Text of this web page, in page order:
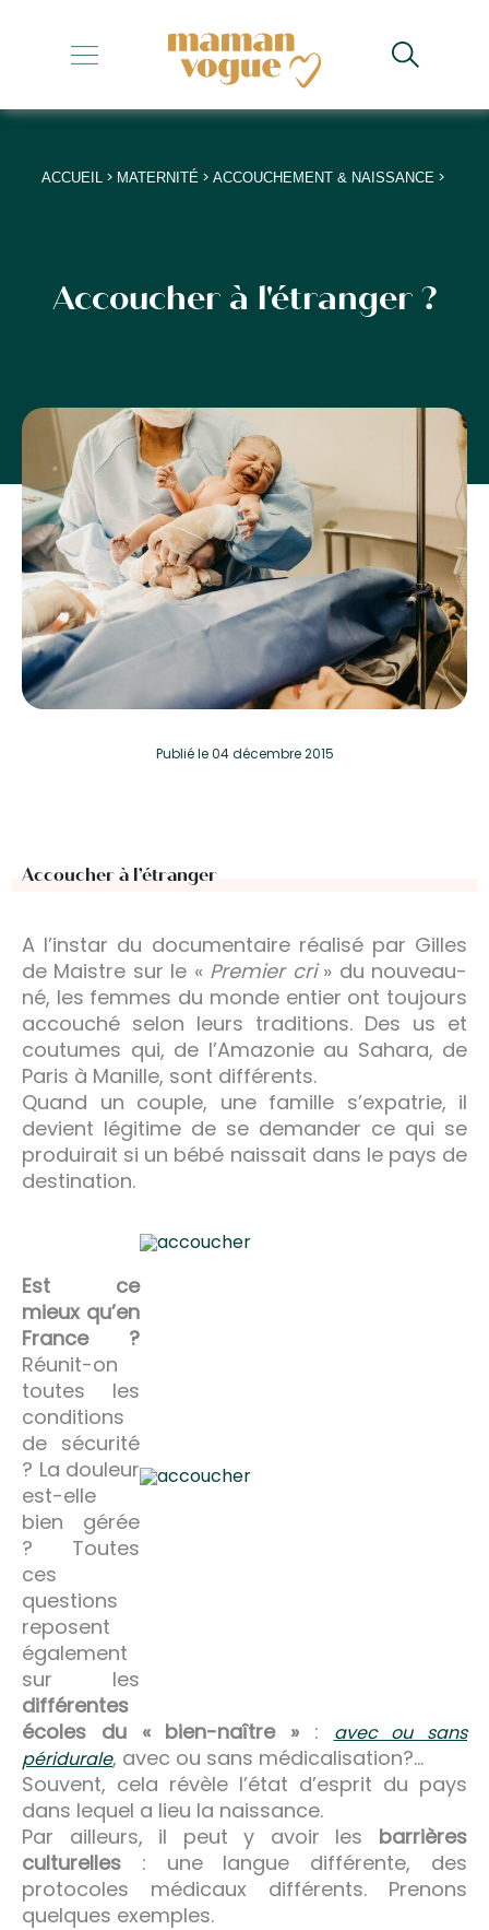
+
+
+
+
ACCUEIL> MATERNITÉ> ACCOUCHEMENT & NAISSANCE>
Accoucher à l'étranger ?
Publiéle 04 décembre 2015
Accoucher à l’étranger
A l’instar du documentaire réalisé par Gilles
de Maistre sur le « Premier cri» du nouveau-
né, les femmes du monde entier ont toujours
accouché selon leurs traditions. Des us et
coutumes qui, de l’Amazonie au Sahara, de
Paris à Manille, sont différents.
Quand un couple, une famille s’expatrie, il
devient légitime de se demander ce qui se
produirait si un bébé naissait dans le pays de
destination.
Est ce
mieux qu’en
France ?
Réunit-on
toutes les
conditions
de sécurité
? La douleur
est-elle
bien gérée
? Toutes
ces
questions
reposent
également
sur les
différentes
écoles du « bien-naître » :
avec ou sans
péridurale, avec ou sans médicalisation?…
Souvent, cela révèle l’état d’esprit du pays
dans lequel a lieu la naissance.
Par ailleurs, il peut y avoir les barrières
culturelles : une langue différente, des
protocoles médicaux différents. Prenons
quelques exemples.